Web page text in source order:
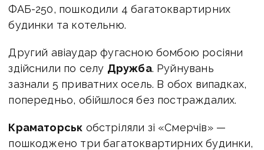
ФАБ-250, пошкодили 4 багатоквартирних
будинки та котельню.
Другий авіаудар фугасною бомбою росіяни
здійснили по селу Дружба. Руйнувань
зазнали 5 приватних осель. В обох випадках,
попередньо, обійшлося без постраждалих.
Краматорськ обстріляли зі «Смерчів» —
пошкоджено три багатоквартирних будинки,